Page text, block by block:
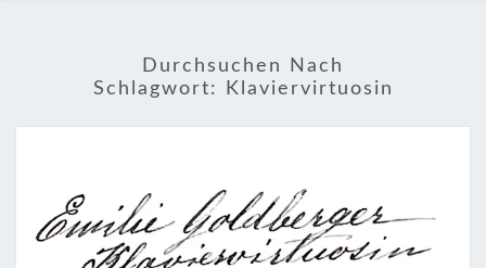
Durchsuchen Nach
Schlagwort:
Klaviervirtuosin